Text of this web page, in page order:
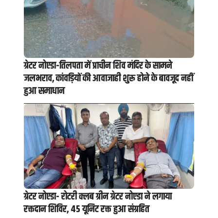
ग्रेटर नोएडा-तिलपता में प्राचीन शिव मंदिर के सामने
जलभराव, कांवड़ियों की आवाजाही शुरू होने के बावजूद नहीं
हुआ समाधान
ग्रेटर नोएडा- रोटरी क्लब ग्रीन ग्रेटर नोएडा ने लगाया
रक्तदान शिविर, 45 यूनिट रक्त हुआ संग्रहित